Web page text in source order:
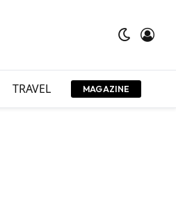
TRAVEL MAGAZINE